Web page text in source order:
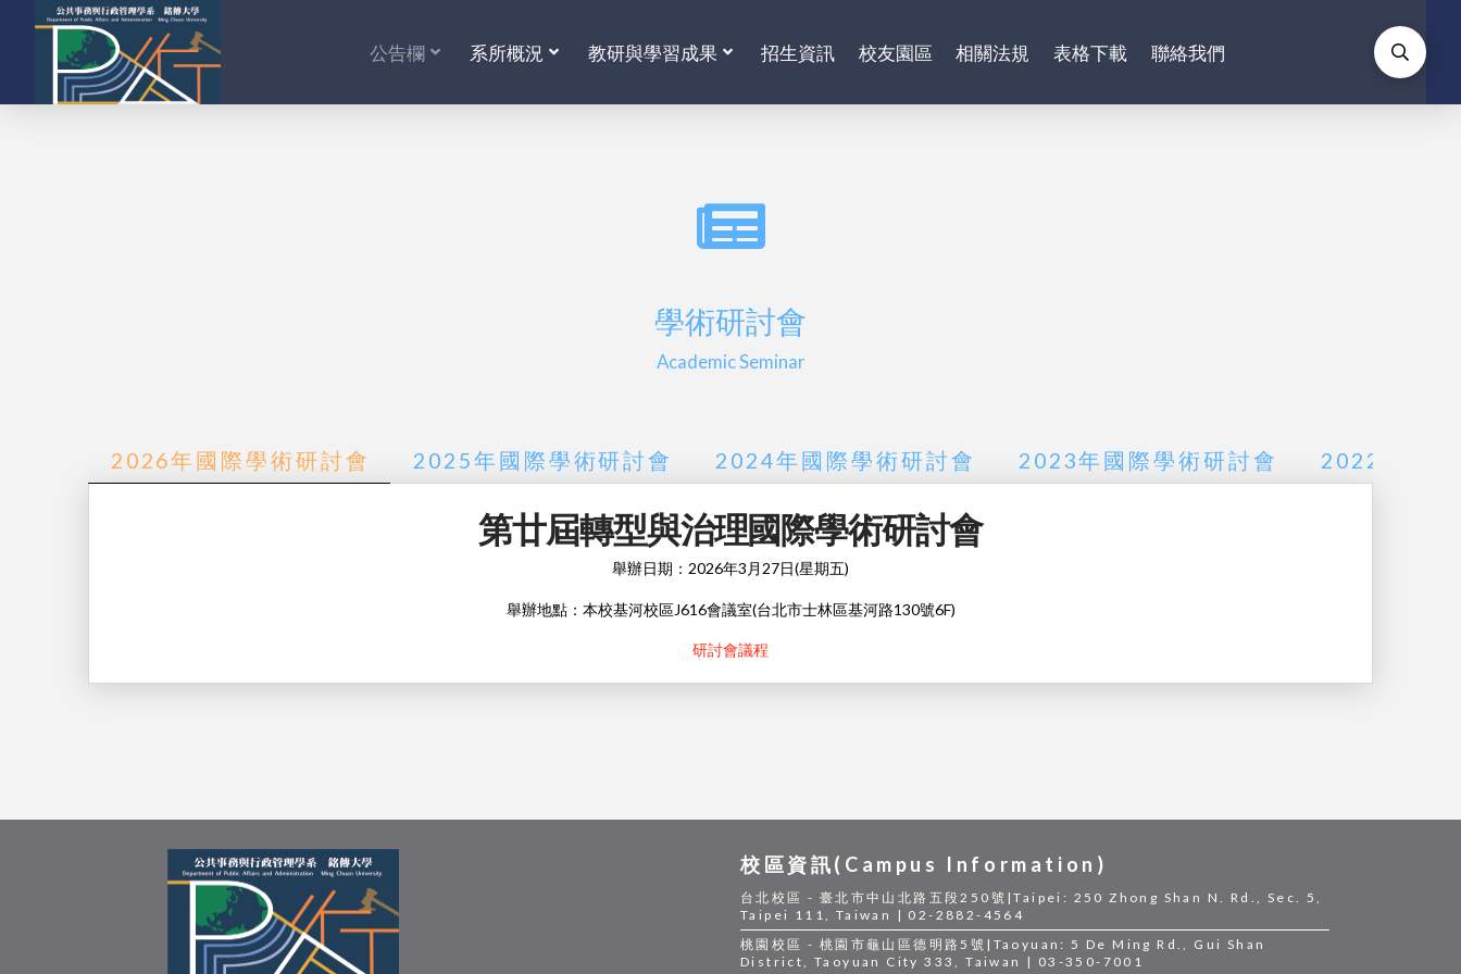
公告欄 系所概況 教研與學習成果 招生資訊 校友園區 相關法規 表格下載 聯絡我們
學術研討會
Academic Seminar
2026年國際學術研討會 2025年國際學術研討會 2024年國際學術研討會 2023年國際學術研討會 2022年國
第廿屆轉型與治理國際學術研討會
舉辦日期：2026年3月27日(星期五)
舉辦地點：本校基河校區J616會議室(台北市士林區基河路130號6F)
研討會議程
校區資訊(Campus Information)
台北校區 - 臺北市中山北路五段250號|Taipei: 250 Zhong Shan N. Rd., Sec. 5,
Taipei 111, Taiwan | 02-2882-4564
桃園校區 - 桃園市龜山區德明路5號|Taoyuan: 5 De Ming Rd., Gui Shan
District, Taoyuan City 333, Taiwan | 03-350-7001